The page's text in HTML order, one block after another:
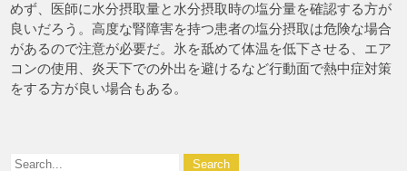
めず、医師に水分摂取量と水分摂取時の塩分量を確認する方が
良いだろう。高度な腎障害を持つ患者の塩分摂取は危険な場合
があるので注意が必要だ。氷を舐めて体温を低下させる、エア
コンの使用、炎天下での外出を避けるなど行動面で熱中症対策
をする方が良い場合もある。